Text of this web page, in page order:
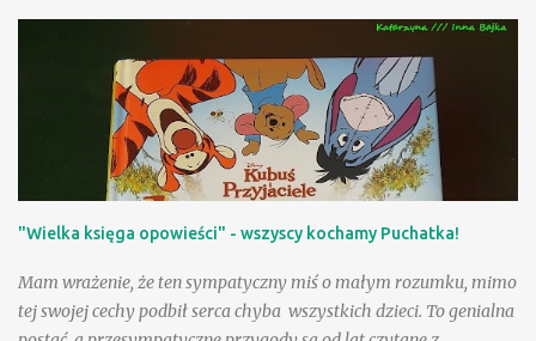
Juliana Tuwima, po pozycjach zawierających teksty Wandy
Chotomskiej i Ludwika Jerzego Kerna, mamy teraz okazję
rozczytać się w wierszach i prozie Danuty Wawiłow. Zdarzyło się
nam już na tej stronie polecać wiersze poetki inspirowane
folklorem angielskim , pisałam także o sympatycznej lekturze
sennym marzeniom poświęconej ilustrowanej przez Jolę Richter-
Magnuszewską , zatem sięgnięcie po tom "Danuta Wawiłow
dzieciom" było jak spotkanie z dobrymi, bardzo lubianymi
(wyznam, że my właśnie do nich należymy), ale są pewnie tacy,
którzy lubią je, choć tego so...
"Wielka księga opowieści" - wszyscy kochamy Puchatka!
Mam wrażenie, że ten sympatyczny miś o małym rozumku, mimo
tej swojej cechy podbił serca chyba wszystkich dzieci. To genialna